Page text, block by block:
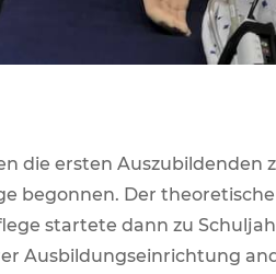
die ersten
begonnen. Der
startete dann zu
Ausbildungseinrichtung